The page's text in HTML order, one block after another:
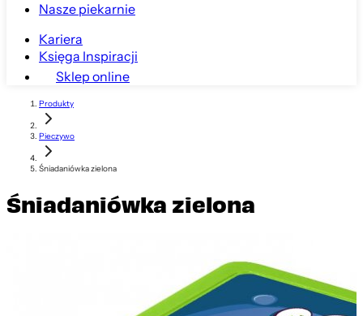
Nasze piekarnie
Kariera
Księga Inspiracji
Sklep online
Produkty
Pieczywo
Śniadaniówka zielona
Śniadaniówka zielona